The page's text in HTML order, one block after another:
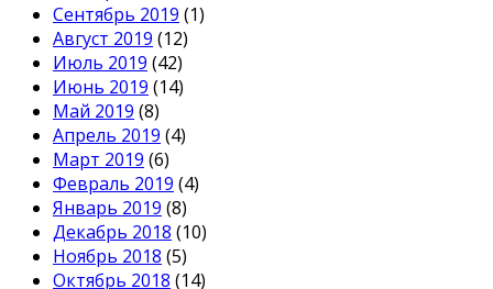
Сентябрь 2019 (1)
Август 2019 (12)
Июль 2019 (42)
Июнь 2019 (14)
Май 2019 (8)
Апрель 2019 (4)
Март 2019 (6)
Февраль 2019 (4)
Январь 2019 (8)
Декабрь 2018 (10)
Ноябрь 2018 (5)
Октябрь 2018 (14)